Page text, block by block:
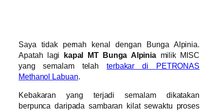
Saya tidak pernah kenal dengan Bunga Alpinia.
Apatah lagi kapal MT Bunga Alpinia milik MISC
yang semalam telahterbakar di PETRONAS
Methanol Labuan.
Kebakaran yang terjadi semalam dikatakan
berpunca daripada sambaran kilat sewaktu proses